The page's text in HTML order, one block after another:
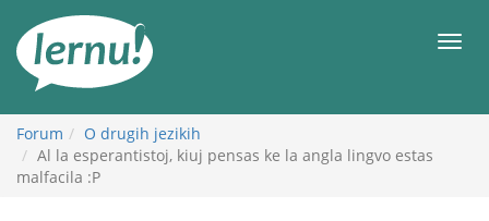
vsebini
Meni
Forum
O drugih jezikih
Al la esperantistoj, kiuj pensas ke la angla lingvo estas
malfacila :P